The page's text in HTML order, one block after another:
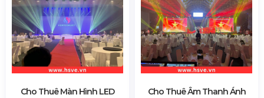
Cho Thuê Màn Hình LED
Cho Thuê Âm Thanh Ánh